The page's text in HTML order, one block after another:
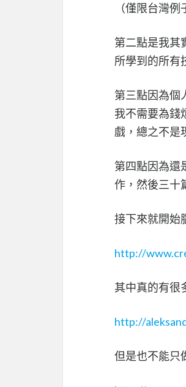
（僅限台灣
第二點是我其
所學到的所有
第三點因為個
我不需要為錢
戲，總之不是
第四點因為還
作，然後三十
接下來就開始
http://
其中真的有很
http://
但是也不能只